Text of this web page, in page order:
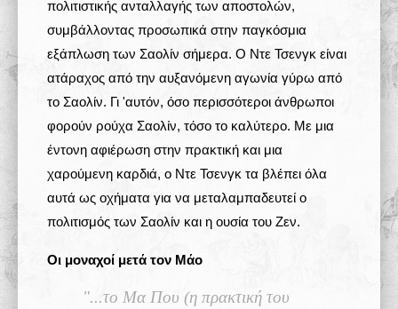
πολιτιστικής ανταλλαγής των αποστολών,
συμβάλλοντας προσωπικά στην παγκόσμια
εξάπλωση των Σαολίν σήμερα. Ο Ντε Τσενγκ είναι
ατάραχος από την αυξανόμενη αγωνία γύρω από
το Σαολίν. Γι 'αυτόν, όσο περισσότεροι άνθρωποι
φορούν ρούχα Σαολίν, τόσο το καλύτερο. Με μια
έντονη αφιέρωση στην πρακτική και μια
χαρούμενη καρδιά, ο Ντε Τσενγκ τα βλέπει όλα
αυτά ως οχήματα για να μεταλαμπαδευτεί ο
πολιτισμός των Σαολίν και η ουσία του Ζεν.
Οι μοναχοί μετά τον Μάο
"...το Μα Που (η πρακτική του